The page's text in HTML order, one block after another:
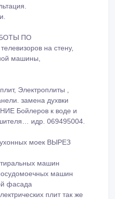
ПО
на стену,
машины,
Электроплиты ,
замена духвки
Бойлеров к воде и
идр. 069495004.
моек ВЫРЕЗ
машин
машин
фасада
плит так же